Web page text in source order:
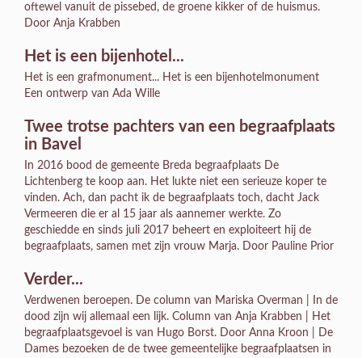
oftewel vanuit de pissebed, de groene kikker of de huismus.
Door Anja Krabben
Het is een bijenhotel...
Het is een grafmonument... Het is een bijenhotelmonument
Een ontwerp van Ada Wille
Twee trotse pachters van een begraafplaats
in Bavel
In 2016 bood de gemeente Breda begraafplaats De
Lichtenberg te koop aan. Het lukte niet een serieuze koper te
vinden. Ach, dan pacht ik de begraafplaats toch, dacht Jack
Vermeeren die er al 15 jaar als aannemer werkte. Zo
geschiedde en sinds juli 2017 beheert en exploiteert hij de
begraafplaats, samen met zijn vrouw Marja. Door Pauline Prior
Verder...
Verdwenen beroepen. De column van Mariska Overman | In de
dood zijn wij allemaal een lijk. Column van Anja Krabben | Het
begraafplaatsgevoel is van Hugo Borst. Door Anna Kroon | De
Dames bezoeken de de twee gemeentelijke begraafplaatsen in